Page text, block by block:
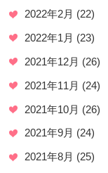
2022年2月 (22)
2022年1月 (23)
2021年12月 (26)
2021年11月 (24)
2021年10月 (26)
2021年9月 (24)
2021年8月 (25)